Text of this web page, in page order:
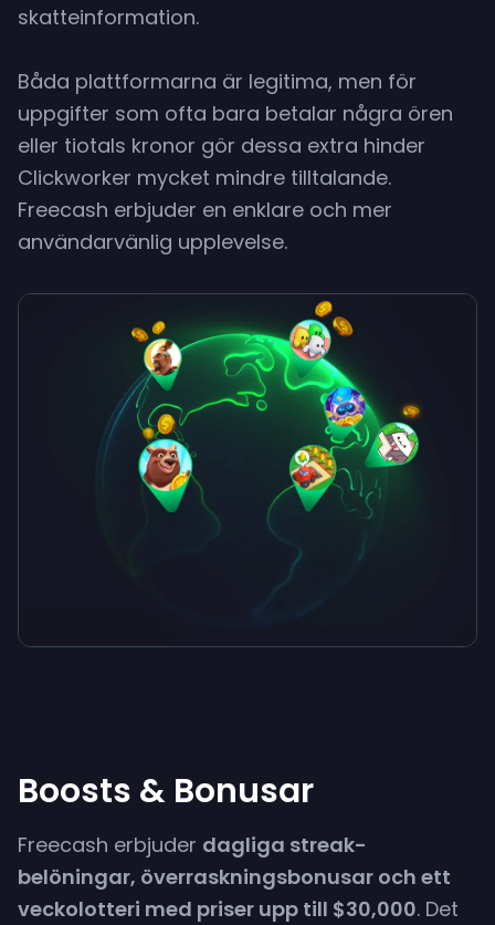
skatteinformation.
Båda plattformarna är legitima, men för
uppgifter som ofta bara betalar några ören
eller tiotals kronor gör dessa extra hinder
Clickworker mycket mindre tilltalande.
Freecash erbjuder en enklare och mer
användarvänlig upplevelse.
Boosts & Bonusar
Freecash erbjuder dagliga streak-
belöningar, överraskningsbonusar och ett
veckolotteri med priser upp till $30,000. Det